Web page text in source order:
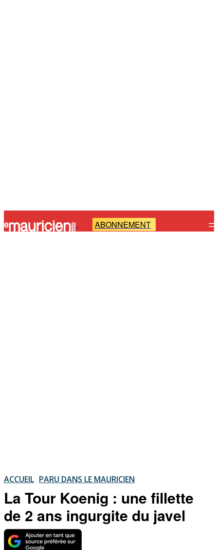
- ABONNEMENT
ACCUEIL PARU DANS LE MAURICIEN
La Tour Koenig : une fillette
de 2 ans ingurgite du javel